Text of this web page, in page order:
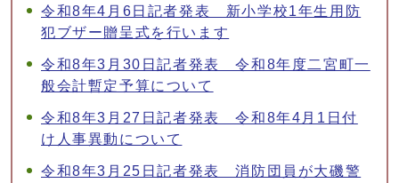
令和8年4月6日記者発表 新小学校1年生用防
犯ブザー贈呈式を行います
令和8年3月30日記者発表 令和8年度二宮町一
般会計暫定予算について
令和8年3月27日記者発表 令和8年4月1日付
け人事異動について
令和8年3月25日記者発表 消防団員が大磯警